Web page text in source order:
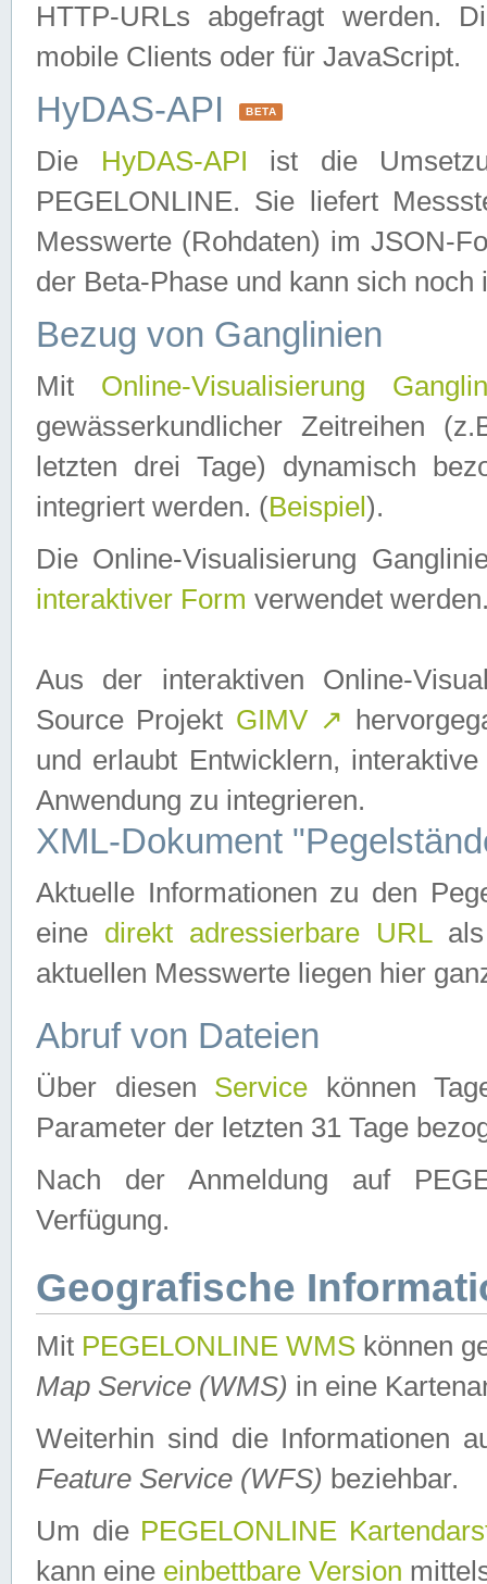
HTTP-URLs abgefragt werden.
mobile Clients oder für JavaScript.
HyDAS-API BETA
Die HyDAS-API ist die
PEGELONLINE. Sie liefert
Messwerte (Rohdaten) im JSON-
der Beta-Phase und kann sich noch
Bezug von Ganglinien
Mit Online-Visualisierung
gewässerkundlicher Zeitreihen
letzten drei Tage) dynamisch
integriert werden. (Beispiel ).
Die Online-Visualisierung
interaktiver Form verwendet
Aus der interaktiven Online-
Source Projekt GIMV ↗
und erlaubt Entwicklern,
Anwendung zu integrieren.
XML-Dokument
Aktuelle Informationen zu den
eine direkt adressierbare URLals
aktuellen Messwerte liegen hier
Abruf von Dateien
Über diesen Service können
Parameter der letzten 31 Tage
Nach der Anmeldung auf
Verfügung.
Geografische
Mit PEGELONLINE WMS können
Map Service (WMS) in eine
Weiterhin sind die Informationen
Feature Service (WFS) beziehbar.
Um die PEGELONLINE
kann eine einbettbare Version